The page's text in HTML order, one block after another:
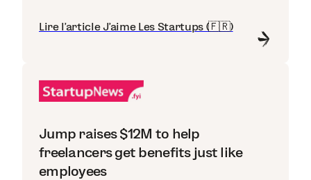
Lire l'article J'aime Les Startups (🇫🇷)
Jump raises $12M to help
freelancers get benefits just like
employees